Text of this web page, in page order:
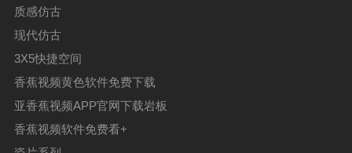
质感仿古
现代仿古
3X5快捷空间
香蕉视频黄色软件免费下载
亚香蕉视频APP官网下载岩板
香蕉视频软件免费看+